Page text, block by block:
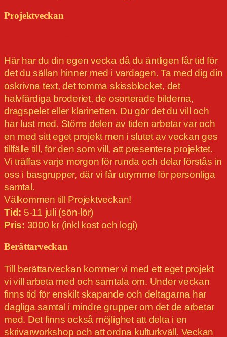
Projektveckan
Här har du din egen vecka då du äntligen får tid för
det du sällan hinner med i vardagen. Ta med dig din
oskrivna text, det tomma skissblocket, det
halvfärdiga broderiet, de osorterade bilderna,
dragspelet eller klarinetten. Du gör det du vill och
har lust med. Större delen av tiden arbetar var och
en med sitt eget projekt men i slutet av veckan ges
tillfälle till, för den som vill, att presentera projektet.
Vi träffas varje morgon för runda och delar förstås in
oss i basgrupper, där vi får utrymme för personliga
samtal.
Välkommen till Projektveckan!
Tid: 5-11 juli (sön-lör)
Pris: 3000 kr (inkl kost och logi)
Berättarveckan
Till berättarveckan kommer vi med ett eget projekt
vi vill arbeta med och samtala om. Under veckan
finns tid för enskilt skapande och deltagarna har
dagliga samtal i mindre grupper om det de arbetar
med. Det finns också möjlighet att delta i en
skrivarworkshop och att ordna kulturkväll. Veckan